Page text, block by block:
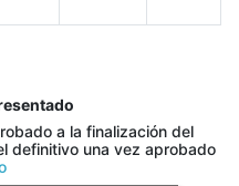
a la finalización del
definitivo una vez aprobado